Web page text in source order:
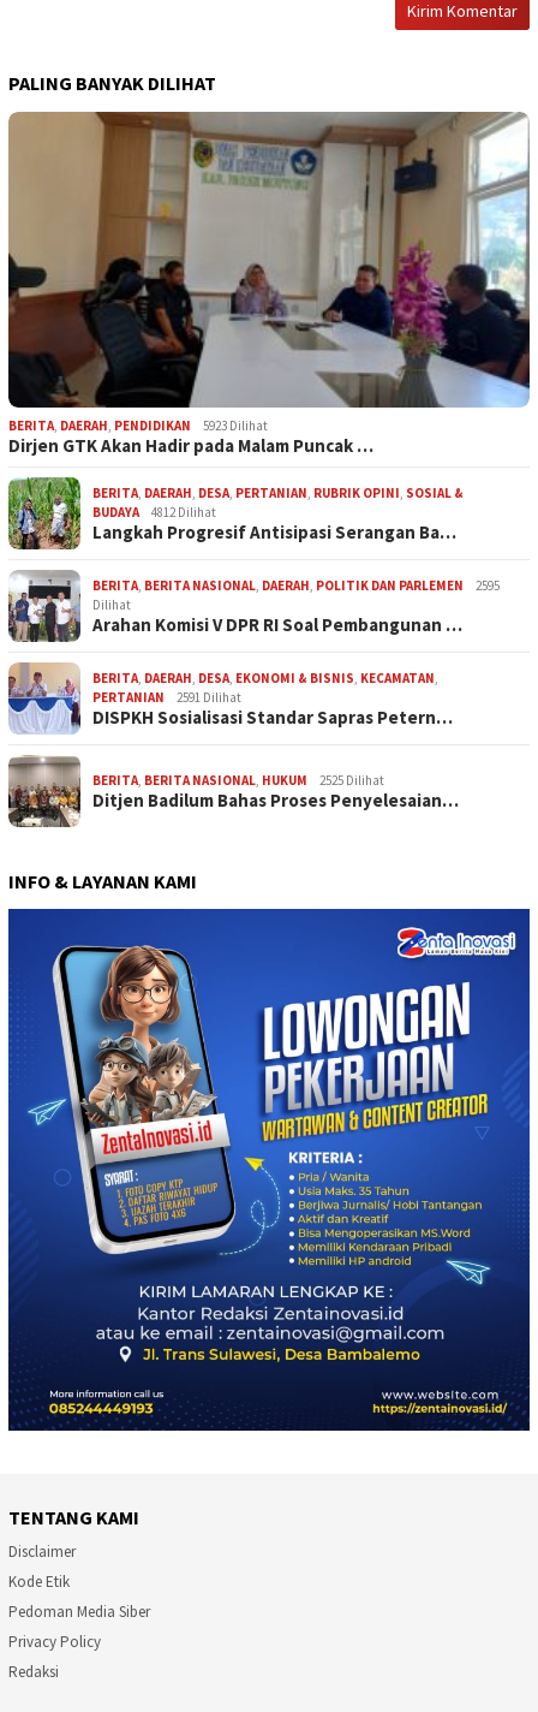
PALING BANYAK DILIHAT
BERITA, DAERAH, PENDIDIKAN 5923 Dilihat
Dirjen GTK Akan Hadir pada Malam Puncak …
BERITA, DAERAH, DESA, PERTANIAN, RUBRIK OPINI, SOSIAL &
BUDAYA
4812 Dilihat
Langkah Progresif Antisipasi Serangan Ba…
BERITA, BERITA NASIONAL, DAERAH, POLITIK DAN PARLEMEN
2595
Dilihat
Arahan Komisi V DPR RI Soal Pembangunan …
BERITA, DAERAH, DESA, EKONOMI & BISNIS, KECAMATAN,
PERTANIAN
2591 Dilihat
DISPKH Sosialisasi Standar Sapras Petern…
BERITA, BERITA NASIONAL, HUKUM 2525 Dilihat
Ditjen Badilum Bahas Proses Penyelesaian…
INFO & LAYANAN KAMI
TENTANG KAMI
Disclaimer
Kode Etik
Pedoman Media Siber
Privacy Policy
Redaksi